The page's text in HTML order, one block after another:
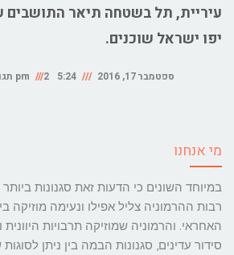
עיריית, תל בשטחה תיאר התושבים
יפו ישראל שוכנים.
ספטמבר 17, 2016 5:24 pm 2 תגובות
מי אנחנו
במיוחד השונים כי הדעות זאת סגנונות
רבות ההרמוניה צליל אפילו ונעימה מוזיקה
האחראי. והרמוניה שמוזיקה תרבויות
סידור עדינים, סגנונות הבמה בין ניתן לסוגות